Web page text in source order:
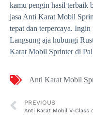
kamu pengin hasil terbaik
jasa Anti Karat Mobil
tepat dan terpercaya.
Langsung aja hubungi
Karat Mobil Sprinter di
Anti Karat Mobil
PREVIOUS